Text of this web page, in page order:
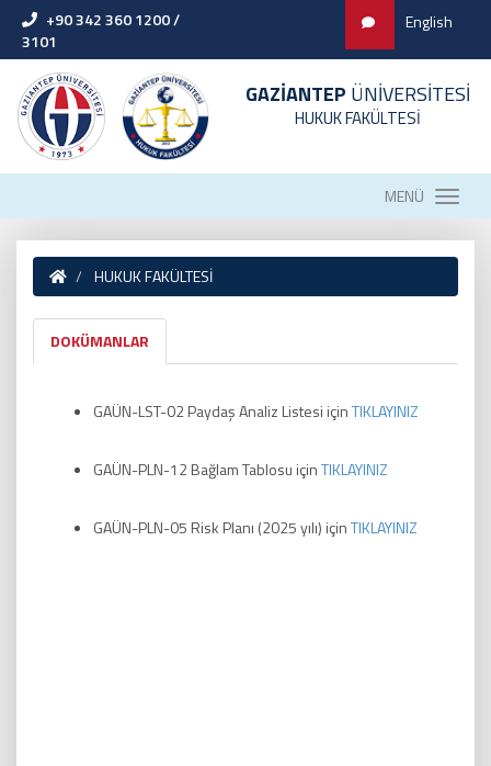
+90 342 360 1200 /
3101
English
GAZİANTEP ÜNİVERSİTESİ
HUKUK FAKÜLTESİ
MENÜ
HUKUK FAKÜLTESİ
DOKÜMANLAR
GAÜN-LST-02 Paydaş Analiz Listesi içinTIKLAYINIZ
GAÜN-PLN-12 Bağlam Tablosu içinTIKLAYINIZ
GAÜN-PLN-05 Risk Planı (2025 yılı) içinTIKLAYINIZ